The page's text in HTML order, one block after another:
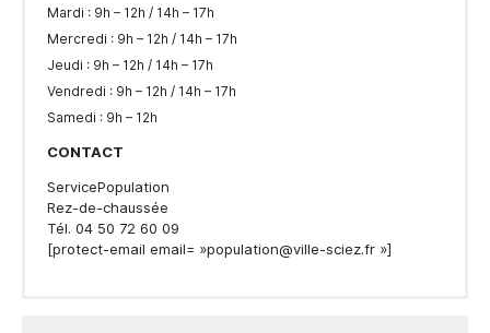
Mardi : 9h – 12h / 14h – 17h
Mercredi : 9h – 12h / 14h – 17h
Jeudi : 9h – 12h / 14h – 17h
Vendredi : 9h – 12h / 14h – 17h
Samedi : 9h – 12h
CONTACT
ServicePopulation
Rez-de-chaussée
Tél. 04 50 72 60 09
[protect-email email= »population@ville-sciez.fr »]